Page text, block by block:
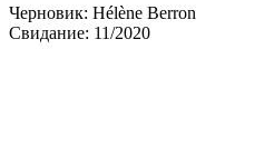
Черновик: Hélène Berron
Свидание: 11/2020